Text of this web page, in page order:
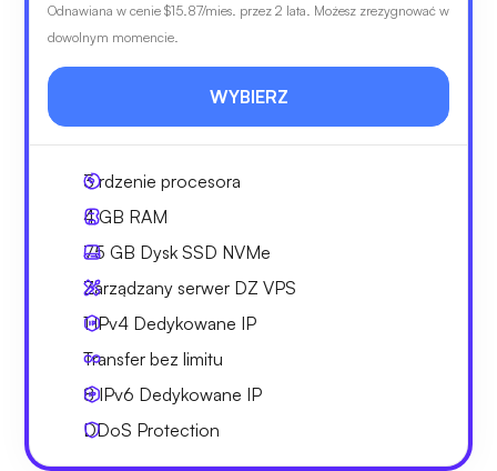
Odnawiana w cenie $15.87/mies. przez 2 lata. Możesz zrezygnować w
dowolnym momencie.
WYBIERZ
3rdzenie procesora
4 GB RAM
75 GB Dysk SSD NVMe
Zarządzany serwer DZ VPS
1 IPv4 Dedykowane IP
Transfer bez limitu
8 IPv6 Dedykowane IP
DDoS Protection